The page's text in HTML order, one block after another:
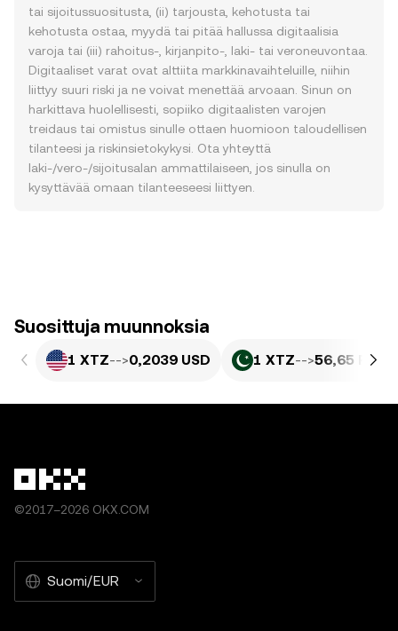
tai sijoitussuositusta, (ii) tarjousta, kehotusta tai
kehotusta ostaa, myydä tai pitää hallussa digitaalisia
varoja tai (iii) rahoitus-, kirjanpito-, laki- tai veroneuvontaa.
Digitaaliset varat ovat alttiita markkinavaihteluille, niihin
liittyy suuri riski ja ne voivat menettää arvoaan. Sinun on
harkittava huolellisesti, sopiiko digitaalisten varojen
treidaus tai omistus sinulle ottaen huomioon taloudellisen
tilanteesi ja riskinsietokykysi. Ota yhteyttä
laki-/vero-/sijoitusalan ammattilaiseen, jos sinulla on
kysyttävää omaan tilanteeseesi liittyen.
Suosittuja muunnoksia
1 XTZ-->0,2039 USD 1 XTZ-->56,65 PKR
©2017–2026 OKX.COM
Suomi/EUR